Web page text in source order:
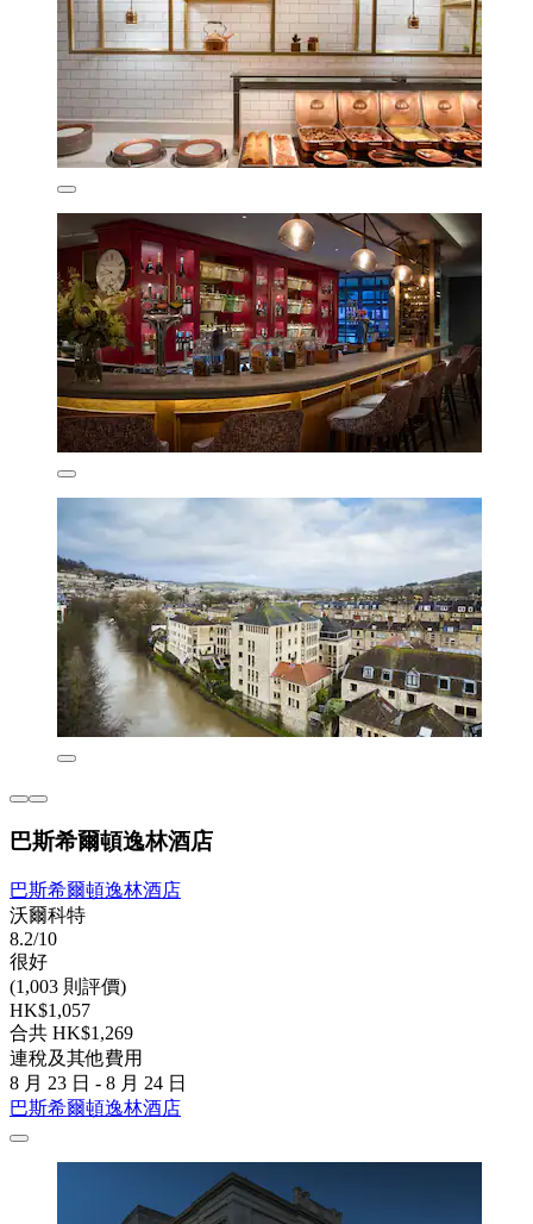
巴斯希爾頓逸林酒店
巴斯希爾頓逸林酒店
沃爾科特
8.2/10
很好
(1,003 則評價)
HK$1,057
合共 HK$1,269
連稅及其他費用
8 月 23 日 - 8 月 24 日
巴斯希爾頓逸林酒店